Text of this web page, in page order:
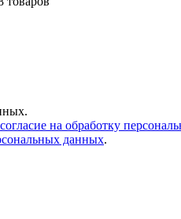
согласие на обработку
данных.